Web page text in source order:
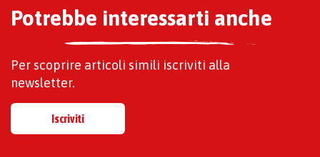
Potrebbe interessarti anche
Per scoprire articoli simili iscriviti alla
newsletter.
Iscriviti